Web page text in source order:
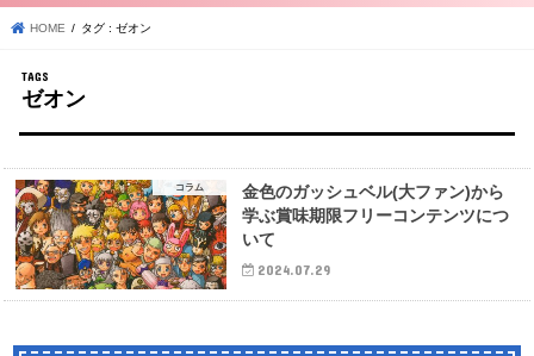
HOME タグ : ゼオン
ゼオン
コラム
金色のガッシュベル(大ファン)から
学ぶ賞味期限フリーコンテンツにつ
いて
2024.07.29